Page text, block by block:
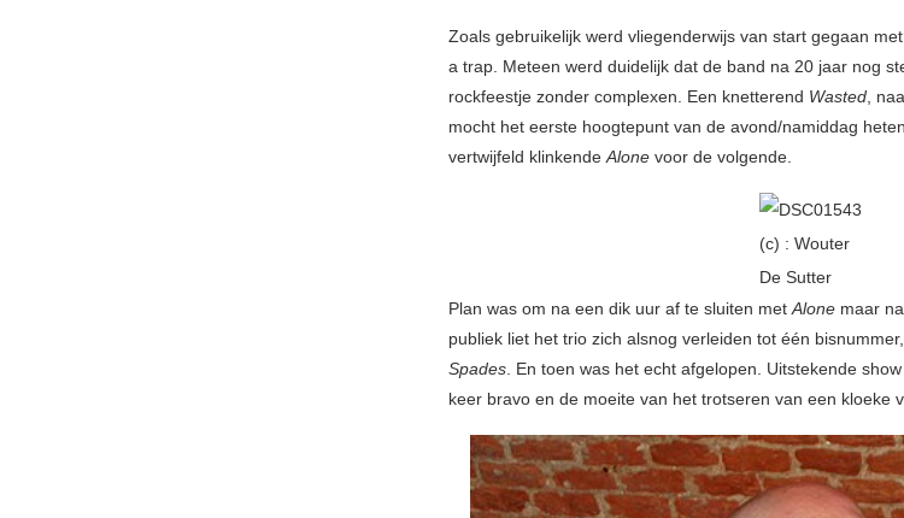
Zoals gebruikelijk werd vliegenderwijs van start gegaan
a trap. Meteen werd duidelijk dat de band na 20 jaar nog
rockfeestje zonder complexen. Een knetterend Wasted,
mocht het eerste hoogtepunt van de avond/namiddag
vertwijfeld klinkendeAlone voor de volgende.
(c) : Wouter
De Sutter
Plan was om na een dik uur af te sluiten metAlone maar
publiek liet het trio zich alsnog verleiden tot één
Spades. En toen was het echt afgelopen. Uitstekende
keer bravo en de moeite van het trotseren van een kloeke